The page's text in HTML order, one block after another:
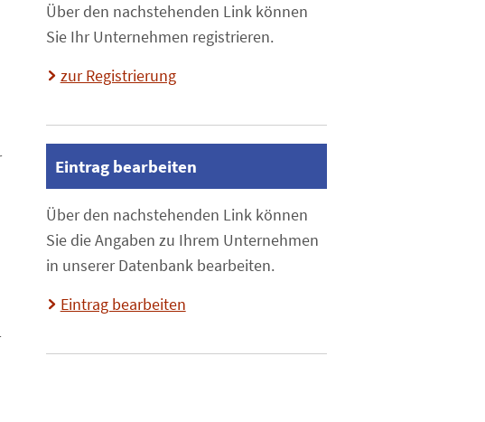
Über den nachstehenden Link können
Sie Ihr Unternehmen registrieren.
zur Registrierung
Eintrag bearbeiten
Über den nachstehenden Link können
Sie die Angaben zu Ihrem Unternehmen
in unserer Datenbank bearbeiten.
Eintrag bearbeiten